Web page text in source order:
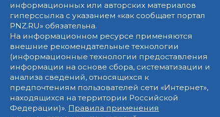
информационных или авторских материалов
гиперссылка с указанием «как сообщает портал
PNZ.RU» обязательна.
На информационном ресурсе применяются
внешние рекомендательные технологии
(информационные технологии предоставления
информации на основе сбора, систематизации и
анализа сведений, относящихся к
предпочтениям пользователей сети «Интернет»,
находящихся на территории Российской
Федерации)». Правила применения